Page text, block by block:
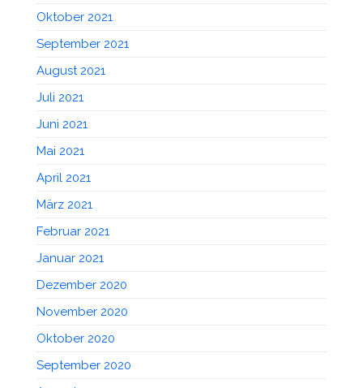
Oktober 2021
September 2021
August 2021
Juli 2021
Juni 2021
Mai 2021
April 2021
März 2021
Februar 2021
Januar 2021
Dezember 2020
November 2020
Oktober 2020
September 2020